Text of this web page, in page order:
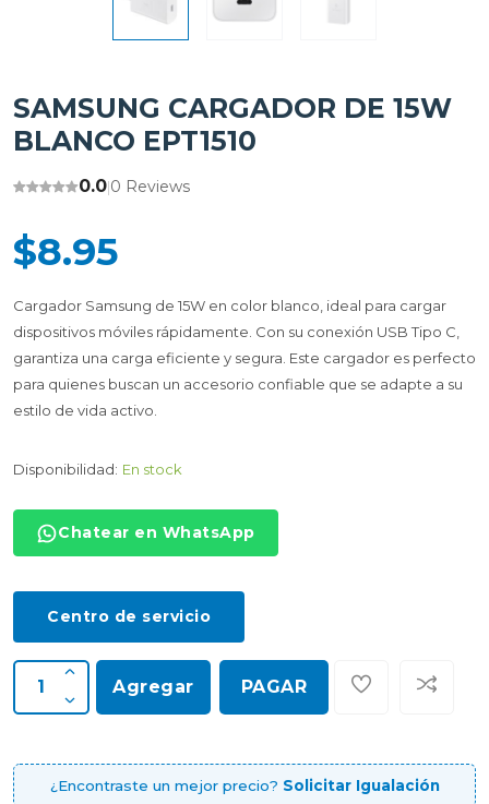
SAMSUNG CARGADOR DE 15W
BLANCO EPT1510
0.0|0 Reviews
$8.95
Cargador Samsung de 15W en color blanco, ideal para cargar
dispositivos móviles rápidamente. Con su conexión USB Tipo C,
garantiza una carga eficiente y segura. Este cargador es perfecto
para quienes buscan un accesorio confiable que se adapte a su
estilo de vida activo.
Disponibilidad: En stock
Chatear en WhatsApp
Centro de servicio
Agregar PAGAR
¿Encontraste un mejor precio? Solicitar Igualación